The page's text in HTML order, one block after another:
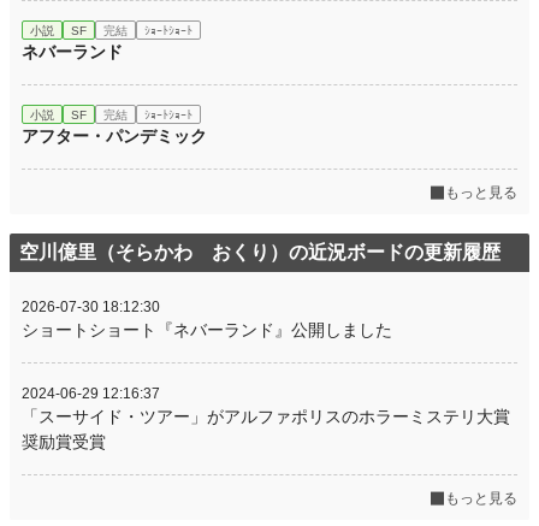
小説 SF 完結 ｼｮｰﾄｼｮｰﾄ
ネバーランド
小説 SF 完結 ｼｮｰﾄｼｮｰﾄ
アフター・パンデミック
もっと見る
空川億里（そらかわ おくり）の近況ボードの更新履歴
2026-07-30 18:12:30
ショートショート『ネバーランド』公開しました
2024-06-29 12:16:37
「スーサイド・ツアー」がアルファポリスのホラーミステリ大賞
奨励賞受賞
もっと見る